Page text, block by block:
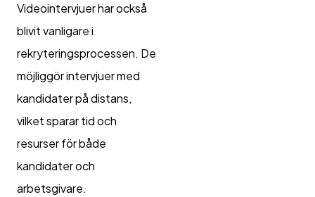
Videointervjuer har också
blivit vanligare i
rekryteringsprocessen. De
möjliggör intervjuer med
kandidater på distans,
vilket sparar tid och
resurser för både
kandidater och
arbetsgivare.